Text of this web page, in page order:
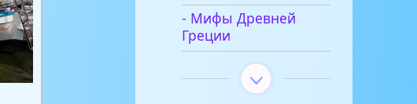
- Мифы Древней
Греции